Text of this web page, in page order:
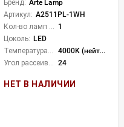
Бренд: Arte Lamp
Артикул: A2511PL-1WH
1
Цоколь: LED
4000K (нейтральный)
24
НЕТ В НАЛИЧИИ